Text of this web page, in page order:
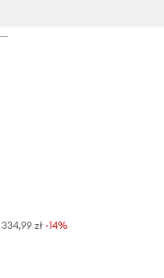
334,99 zł -14%